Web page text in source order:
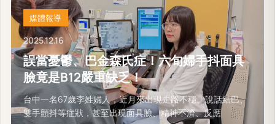
媒體報導
2025.12.16
誤當憂鬱、巴金森氏症！六旬婦手抖面具
臉竟是B12嚴重缺乏！
台中一名67歲李姓婦人，近月來出現走路不穩、說話結巴、
雙手顫抖等症狀，甚至出現面具臉、精神不濟、反應